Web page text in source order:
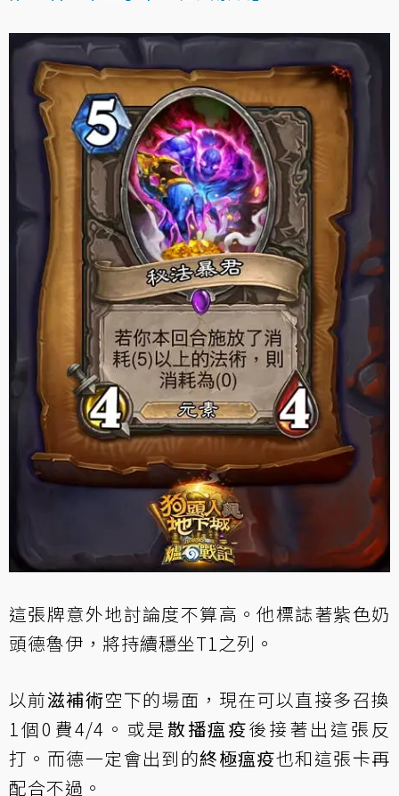
這張牌意外地討論度不算高。他標誌著紫色奶
頭德魯伊，將持續穩坐T1之列。
以前滋補術空下的場面，現在可以直接多召換
1個0費4/4。或是散播瘟疫後接著出這張反
打。而德一定會出到的終極瘟疫也和這張卡再
配合不過。